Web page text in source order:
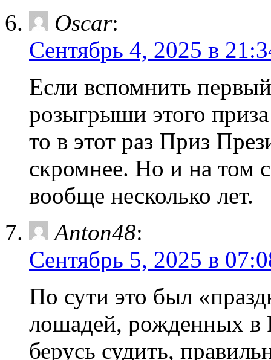
Oscar:
Сентябрь 4, 2025 в
Если вспомнить
розыгрыши этого
то в этот раз Приз
скромнее. Но и на том
вообще несколько лет.
Anton48:
Сентябрь 5, 2025 в
По сути это был
лошадей, рожденных в
берусь судить,